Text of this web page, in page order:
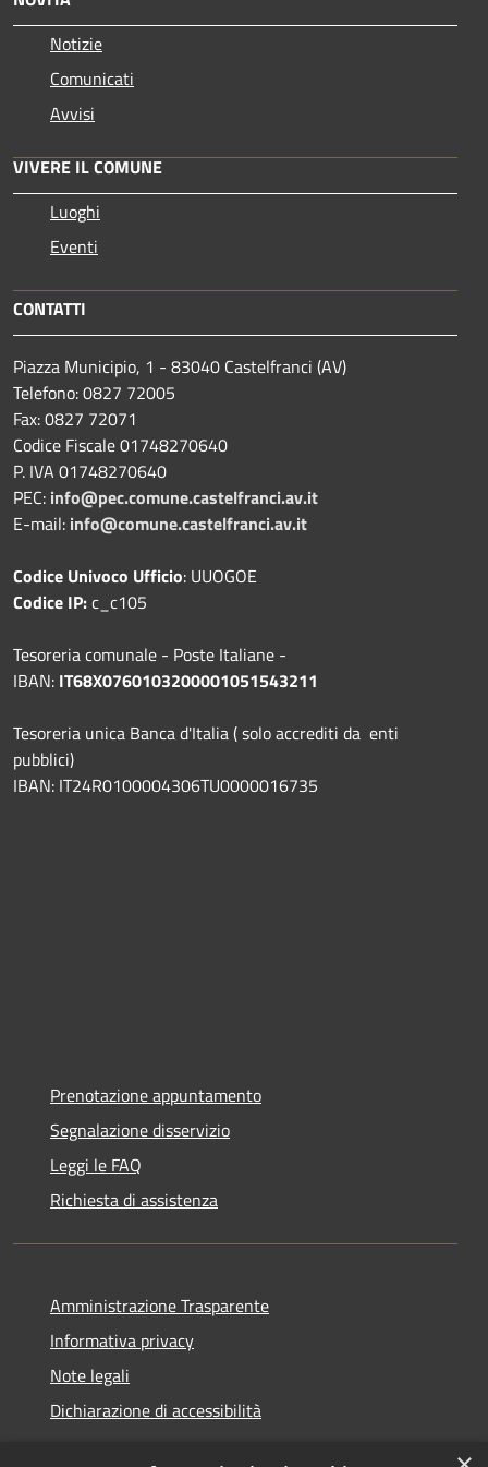
Notizie
Comunicati
Avvisi
VIVERE IL COMUNE
Luoghi
Eventi
CONTATTI
Piazza Municipio, 1 - 83040 Castelfranci (AV)
Telefono: 0827 72005
Fax: 0827 72071
Codice Fiscale 01748270640
P. IVA 01748270640
PEC: info@pec.comune.castelfranci.av.it
E-mail: info@comune.castelfranci.av.it
Codice Univoco Ufficio: UUOGOE
Codice IP:c_c105
Tesoreria comunale - Poste Italiane -
IBAN: IT68X0760103200001051543211
Tesoreria unica Banca d'Italia ( solo accrediti da enti
pubblici)
IBAN: IT24R0100004306TU0000016735
Prenotazione appuntamento
Segnalazione disservizio
Leggi le FAQ
Richiesta di assistenza
Amministrazione Trasparente
Informativa privacy
Note legali
Dichiarazione di accessibilità